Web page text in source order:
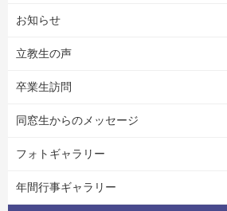
お知らせ
立教生の声
卒業生訪問
同窓生からのメッセージ
フォトギャラリー
年間行事ギャラリー